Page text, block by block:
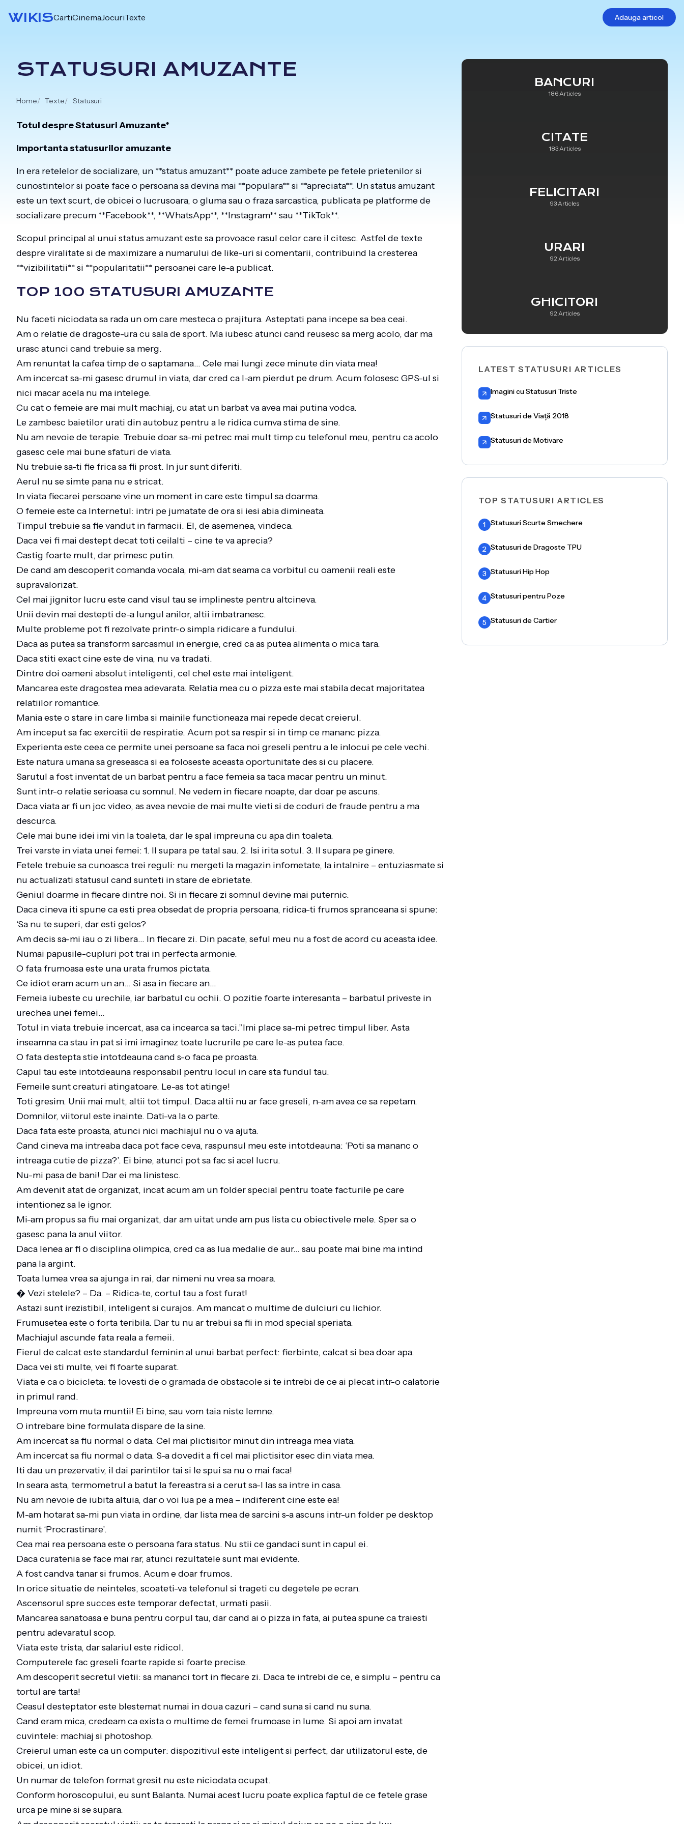
WIKISCartiCinemaJocuriTexte Adauga articol
STATUSURI AMUZANTE
Home Texte Statusuri
Totul despre Statusuri Amuzante*
Importanta statusurilor amuzante
In era retelelor de socializare, un **status amuzant** poate aduce zambete pe fetele prietenilor si
cunostintelor si poate face o persoana sa devina mai **populara** si **apreciata**. Un status amuzant
este un text scurt, de obicei o lucrusoara, o gluma sau o fraza sarcastica, publicata pe platforme de
socializare precum **Facebook**, **WhatsApp**, **Instagram** sau **TikTok**.
Scopul principal al unui status amuzant este sa provoace rasul celor care il citesc. Astfel de texte
despre viralitate si de maximizare a numarului de like-uri si comentarii, contribuind la cresterea
**vizibilitatii** si **popularitatii** persoanei care le-a publicat.
TOP 100 STATUSURI AMUZANTE
Nu faceti niciodata sa rada un om care mesteca o prajitura. Asteptati pana incepe sa bea ceai.
Am o relatie de dragoste-ura cu sala de sport. Ma iubesc atunci cand reusesc sa merg acolo, dar ma
urasc atunci cand trebuie sa merg.
Am renuntat la cafea timp de o saptamana… Cele mai lungi zece minute din viata mea!
Am incercat sa-mi gasesc drumul in viata, dar cred ca l-am pierdut pe drum. Acum folosesc GPS-ul si
nici macar acela nu ma intelege.
Cu cat o femeie are mai mult machiaj, cu atat un barbat va avea mai putina vodca.
Le zambesc baietilor urati din autobuz pentru a le ridica cumva stima de sine.
Nu am nevoie de terapie. Trebuie doar sa-mi petrec mai mult timp cu telefonul meu, pentru ca acolo
gasesc cele mai bune sfaturi de viata.
Nu trebuie sa-ti fie frica sa fii prost. In jur sunt diferiti.
Aerul nu se simte pana nu e stricat.
In viata fiecarei persoane vine un moment in care este timpul sa doarma.
O femeie este ca Internetul: intri pe jumatate de ora si iesi abia dimineata.
Timpul trebuie sa fie vandut in farmacii. El, de asemenea, vindeca.
Daca vei fi mai destept decat toti ceilalti – cine te va aprecia?
Castig foarte mult, dar primesc putin.
De cand am descoperit comanda vocala, mi-am dat seama ca vorbitul cu oamenii reali este
supravalorizat.
Cel mai jignitor lucru este cand visul tau se implineste pentru altcineva.
Unii devin mai destepti de-a lungul anilor, altii imbatranesc.
Multe probleme pot fi rezolvate printr-o simpla ridicare a fundului.
Daca as putea sa transform sarcasmul in energie, cred ca as putea alimenta o mica tara.
Daca stiti exact cine este de vina, nu va tradati.
Dintre doi oameni absolut inteligenti, cel chel este mai inteligent.
Mancarea este dragostea mea adevarata. Relatia mea cu o pizza este mai stabila decat majoritatea
relatiilor romantice.
Mania este o stare in care limba si mainile functioneaza mai repede decat creierul.
Am inceput sa fac exercitii de respiratie. Acum pot sa respir si in timp ce mananc pizza.
Experienta este ceea ce permite unei persoane sa faca noi greseli pentru a le inlocui pe cele vechi.
Este natura umana sa greseasca si ea foloseste aceasta oportunitate des si cu placere.
Sarutul a fost inventat de un barbat pentru a face femeia sa taca macar pentru un minut.
Sunt intr-o relatie serioasa cu somnul. Ne vedem in fiecare noapte, dar doar pe ascuns.
Daca viata ar fi un joc video, as avea nevoie de mai multe vieti si de coduri de fraude pentru a ma
descurca.
Cele mai bune idei imi vin la toaleta, dar le spal impreuna cu apa din toaleta.
Trei varste in viata unei femei: 1. Il supara pe tatal sau. 2. Isi irita sotul. 3. Il supara pe ginere.
Fetele trebuie sa cunoasca trei reguli: nu mergeti la magazin infometate, la intalnire – entuziasmate si
nu actualizati statusul cand sunteti in stare de ebrietate.
Geniul doarme in fiecare dintre noi. Si in fiecare zi somnul devine mai puternic.
Daca cineva iti spune ca esti prea obsedat de propria persoana, ridica-ti frumos spranceana si spune:
‘Sa nu te superi, dar esti gelos?
Am decis sa-mi iau o zi libera… In fiecare zi. Din pacate, seful meu nu a fost de acord cu aceasta idee.
Numai papusile-cupluri pot trai in perfecta armonie.
O fata frumoasa este una urata frumos pictata.
Ce idiot eram acum un an… Si asa in fiecare an…
Femeia iubeste cu urechile, iar barbatul cu ochii. O pozitie foarte interesanta – barbatul priveste in
urechea unei femei…
Totul in viata trebuie incercat, asa ca incearca sa taci.”Imi place sa-mi petrec timpul liber. Asta
inseamna ca stau in pat si imi imaginez toate lucrurile pe care le-as putea face.
O fata destepta stie intotdeauna cand s-o faca pe proasta.
Capul tau este intotdeauna responsabil pentru locul in care sta fundul tau.
Femeile sunt creaturi atingatoare. Le-as tot atinge!
Toti gresim. Unii mai mult, altii tot timpul. Daca altii nu ar face greseli, n-am avea ce sa repetam.
Domnilor, viitorul este inainte. Dati-va la o parte.
Daca fata este proasta, atunci nici machiajul nu o va ajuta.
Cand cineva ma intreaba daca pot face ceva, raspunsul meu este intotdeauna: ‘Poti sa mananc o
intreaga cutie de pizza?’. Ei bine, atunci pot sa fac si acel lucru.
Nu-mi pasa de bani! Dar ei ma linistesc.
Am devenit atat de organizat, incat acum am un folder special pentru toate facturile pe care
intentionez sa le ignor.
Mi-am propus sa fiu mai organizat, dar am uitat unde am pus lista cu obiectivele mele. Sper sa o
gasesc pana la anul viitor.
Daca lenea ar fi o disciplina olimpica, cred ca as lua medalie de aur… sau poate mai bine ma intind
pana la argint.
Toata lumea vrea sa ajunga in rai, dar nimeni nu vrea sa moara.
� Vezi stelele? – Da. – Ridica-te, cortul tau a fost furat!
Astazi sunt irezistibil, inteligent si curajos. Am mancat o multime de dulciuri cu lichior.
Frumusetea este o forta teribila. Dar tu nu ar trebui sa fii in mod special speriata.
Machiajul ascunde fata reala a femeii.
Fierul de calcat este standardul feminin al unui barbat perfect: fierbinte, calcat si bea doar apa.
Daca vei sti multe, vei fi foarte suparat.
Viata e ca o bicicleta: te lovesti de o gramada de obstacole si te intrebi de ce ai plecat intr-o calatorie
in primul rand.
Impreuna vom muta muntii! Ei bine, sau vom taia niste lemne.
O intrebare bine formulata dispare de la sine.
Am incercat sa fiu normal o data. Cel mai plictisitor minut din intreaga mea viata.
Am incercat sa fiu normal o data. S-a dovedit a fi cel mai plictisitor esec din viata mea.
Iti dau un prezervativ, il dai parintilor tai si le spui sa nu o mai faca!
In seara asta, termometrul a batut la fereastra si a cerut sa-l las sa intre in casa.
Nu am nevoie de iubita altuia, dar o voi lua pe a mea – indiferent cine este ea!
M-am hotarat sa-mi pun viata in ordine, dar lista mea de sarcini s-a ascuns intr-un folder pe desktop
numit ‘Procrastinare’.
Cea mai rea persoana este o persoana fara status. Nu stii ce gandaci sunt in capul ei.
Daca curatenia se face mai rar, atunci rezultatele sunt mai evidente.
A fost candva tanar si frumos. Acum e doar frumos.
In orice situatie de neinteles, scoateti-va telefonul si trageti cu degetele pe ecran.
Ascensorul spre succes este temporar defectat, urmati pasii.
Mancarea sanatoasa e buna pentru corpul tau, dar cand ai o pizza in fata, ai putea spune ca traiesti
pentru adevaratul scop.
Viata este trista, dar salariul este ridicol.
Computerele fac greseli foarte rapide si foarte precise.
Am descoperit secretul vietii: sa mananci tort in fiecare zi. Daca te intrebi de ce, e simplu – pentru ca
tortul are tarta!
Ceasul desteptator este blestemat numai in doua cazuri – cand suna si cand nu suna.
Cand eram mica, credeam ca exista o multime de femei frumoase in lume. Si apoi am invatat
cuvintele: machiaj si photoshop.
Creierul uman este ca un computer: dispozitivul este inteligent si perfect, dar utilizatorul este, de
obicei, un idiot.
Un numar de telefon format gresit nu este niciodata ocupat.
Conform horoscopului, eu sunt Balanta. Numai acest lucru poate explica faptul de ce fetele grase
urca pe mine si se supara.
BANCURI
186 Articles
CITATE
183 Articles
FELICITARI
93 Articles
URARI
92 Articles
GHICITORI
92 Articles
LATEST STATUSURI ARTICLES
Imagini cu Statusuri Triste
Statusuri de Viață 2018
Statusuri de Motivare
TOP STATUSURI ARTICLES
1 Statusuri Scurte Smechere
2 Statusuri de Dragoste TPU
3 Statusuri Hip Hop
4 Statusuri pentru Poze
5 Statusuri de Cartier